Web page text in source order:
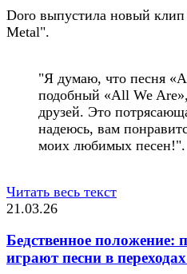
Doro выпустила новый
Metal".
"Я думаю, что песня
подобный «All We
друзей. Это
надеюсь, вам
моих любимых песен!".
Читать весь текст
21.03.26
Бедственное
играют песни в